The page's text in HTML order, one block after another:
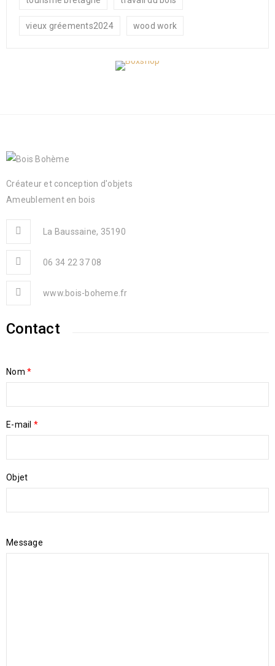
vieux gréements2024 wood work
Créateur et conception d'objets
Ameublement en bois
La Baussaine, 35190
06 34 22 37 08
www.bois-boheme.fr
Contact
Nom *
E-mail *
Objet
Message